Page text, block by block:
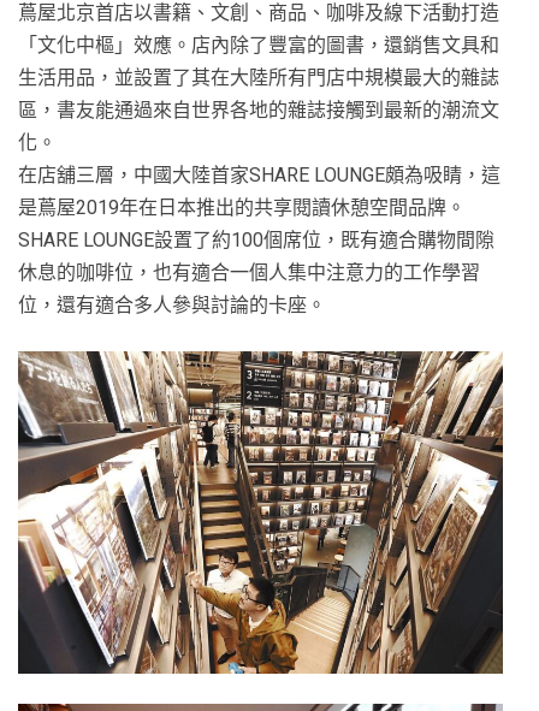
蔦屋北京首店以書籍、文創、商品、咖啡及線下活動打造
「文化中樞」效應。店內除了豐富的圖書，還銷售文具和
生活用品，並設置了其在大陸所有門店中規模最大的雜誌
區，書友能通過來自世界各地的雜誌接觸到最新的潮流文
化。
在店舖三層，中國大陸首家SHARE LOUNGE頗為吸睛，這
是蔦屋2019年在日本推出的共享閱讀休憩空間品牌。
SHARE LOUNGE設置了約100個席位，既有適合購物間隙
休息的咖啡位，也有適合一個人集中注意力的工作學習
位，還有適合多人參與討論的卡座。